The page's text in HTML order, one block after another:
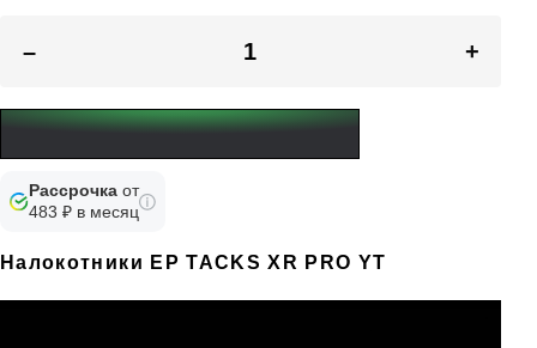
– +
Рассрочка от
483 ₽ в месяц
Налокотники EP TACKS XR PRO YT